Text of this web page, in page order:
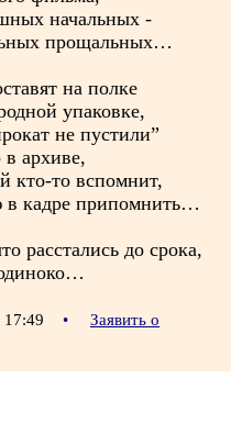
начальных -
прощальных…
на полке
упаковке,
не пустили”
в архиве,
кто-то вспомнит,
в кадре припомнить…
расстались до срока,
17:49 •
Заявить о